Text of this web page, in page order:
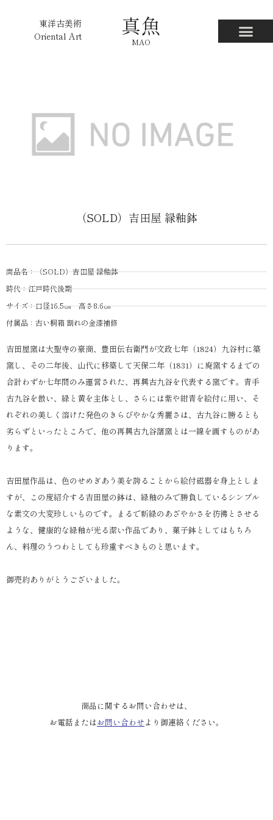
東洋古美術
Oriental Art
真魚
MAO
（SOLD）吉田屋 緑釉鉢
商品名：（SOLD）吉田屋 緑釉鉢
時代：江戸時代後期
サイズ：口径16.5㎝ 高さ8.6㎝
付属品：古い桐箱 割れの金漆補修
吉田屋窯は大聖寺の豪商、豊田伝右衛門が文政七年（1824）九谷村に築
窯し、その二年後、山代に移築して天保二年（1831）に廃窯するまでの
合計わずか七年間のみ運営された、再興古九谷を代表する窯です。青手
古九谷を倣い、緑と黄を主体とし、さらには紫や紺青を絵付に用い、そ
れぞれの美しく溶けた発色のきらびやかな秀麗さは、古九谷に勝るとも
劣らずといったところで、他の再興古九谷諸窯とは一線を画すものがあ
ります。
吉田屋作品は、色のせめぎあう美を誇ることから絵付磁器を身上としま
すが、この度紹介する吉田屋の鉢は、緑釉のみで勝負しているシンプル
な素文の大変珍しいものです。まるで新緑のあざやかさを彷彿とさせる
ような、健康的な緑釉が光る潔い作品であり、菓子鉢としてはもちろ
ん、料理のうつわとしても珍重すべきものと思います。
御売約ありがとうございました。
商品に関するお問い合わせは、
お電話またはお問い合わせより御連絡ください。